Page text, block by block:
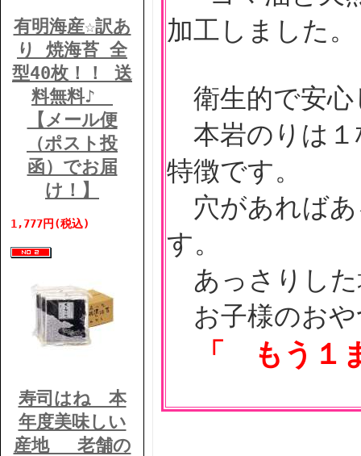
有明海産☆訳あ
り 焼海苔 全
型40枚！！ 送
料無料♪
【メール便
（ポスト投
函）でお届
け！】
1,777円(税込)
寿司はね 本
年度美味しい
産地 老舗の
加工しました。
衛生的で安心
本岩のりは１
特徴です。
穴があればあ
す。
あっさりした
お子様のお
「 もう１